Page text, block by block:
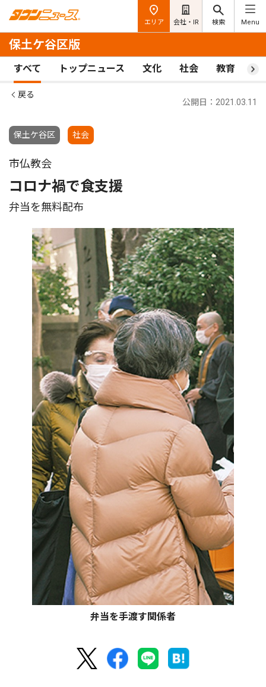
エリア 会社・IR 検索 Menu
保土ケ谷区版
すべて トップニュース 文化 社会 教育 ス
戻る
保土ケ谷区 社会
公開日：2021.03.11
市仏教会
コロナ禍で食支援
弁当を無料配布
弁当を手渡す関係者